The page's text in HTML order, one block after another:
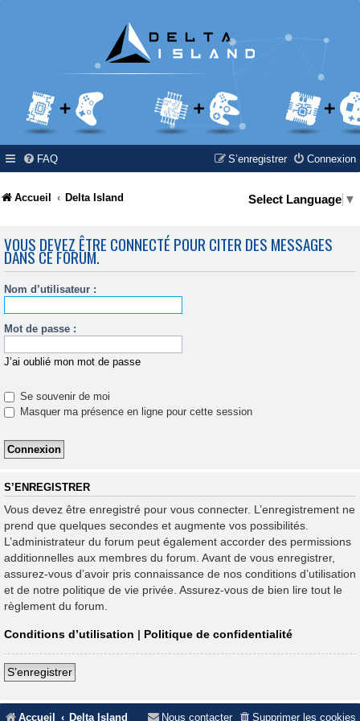
FAQ Connexion
S’enregistrer
Accueil Delta Island Select Language ▼
VOUS DEVEZ ÊTRE CONNECTÉ POUR CITER DES MESSAGES
DANS CE FORUM.
Nom d’utilisateur :
Mot de passe :
J’ai oublié mon mot de passe
Se souvenir de moi
Masquer ma présence en ligne pour cette session
S’ENREGISTRER
Vous devez être enregistré pour vous connecter. L’enregistrement ne
prend que quelques secondes et augmente vos possibilités.
L’administrateur du forum peut également accorder des permissions
additionnelles aux membres du forum. Avant de vous enregistrer,
assurez-vous d’avoir pris connaissance de nos conditions d’utilisation
et de notre politique de vie privée. Assurez-vous de bien lire tout le
règlement du forum.
Conditions d’utilisation | Politique de confidentialité
S’enregistrer
Accueil Delta Island Supprimer les cookies
Nous contacter